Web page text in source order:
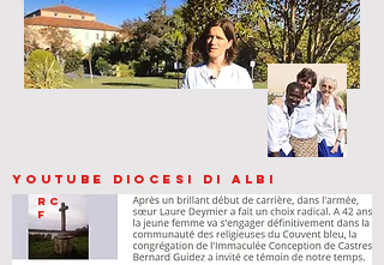
youtube diocesi di albi
RC
F